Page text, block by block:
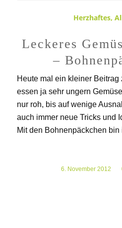
Herzhaftes,
Leckeres
–
Heute mal ein kleiner
essen ja sehr ungern
nur roh, bis auf wenige
auch immer neue Tricks und
Mit den Bohnenpäckchen
6. November 2012
/